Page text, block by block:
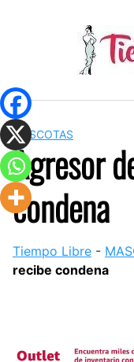
MASCOTAS
Agresor
condena
Tiempo Libre -
recibe condena